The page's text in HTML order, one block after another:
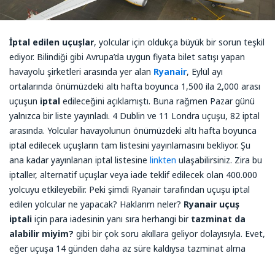
İptal edilen uçuşlar, yolcular için oldukça büyük bir sorun teşkil
ediyor. Bilindiği gibi Avrupa’da uygun fiyata bilet satışı yapan
havayolu şirketleri arasında yer alan Ryanair, Eylül ayı
ortalarında önümüzdeki altı hafta boyunca 1,500 ila 2,000 arası
uçuşun iptal edileceğini açıklamıştı. Buna rağmen Pazar günü
yalnızca bir liste yayınladı. 4 Dublin ve 11 Londra uçuşu, 82 iptal
arasında. Yolcular havayolunun önümüzdeki altı hafta boyunca
iptal edilecek uçuşların tam listesini yayınlamasını bekliyor. Şu
ana kadar yayınlanan iptal listesine linkten ulaşabilirsiniz. Zira bu
iptaller, alternatif uçuşlar veya iade teklif edilecek olan 400.000
yolcuyu etkileyebilir. Peki şimdi Ryanair tarafından uçuşu iptal
edilen yolcular ne yapacak? Haklarım neler? Ryanair uçuş
iptali için para iadesinin yanı sıra herhangi bir tazminat da
alabilir miyim? gibi bir çok soru akıllara geliyor dolayısıyla. Evet,
eğer uçuşa 14 günden daha az süre kaldıysa tazminat alma